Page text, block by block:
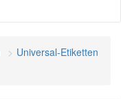
Universal-Etiketten